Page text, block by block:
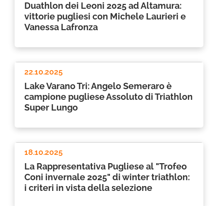
Duathlon dei Leoni 2025 ad Altamura:
vittorie pugliesi con Michele Laurieri e
Vanessa Lafronza
22.10.2025
Lake Varano Tri: Angelo Semeraro è
campione pugliese Assoluto di Triathlon
Super Lungo
18.10.2025
La Rappresentativa Pugliese al "Trofeo
Coni invernale 2025" di winter triathlon:
i criteri in vista della selezione